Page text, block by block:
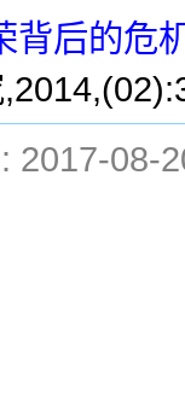
背后的危
2017-08-